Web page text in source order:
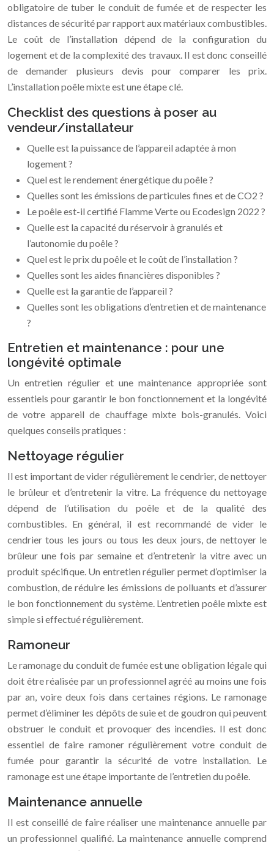
obligatoire de tuber le conduit de fumée et de respecter les
distances de sécurité par rapport aux matériaux combustibles.
Le coût de l’installation dépend de la configuration du
logement et de la complexité des travaux. Il est donc conseillé
de demander plusieurs devis pour comparer les prix.
L’installation poêle mixte est une étape clé.
Checklist des questions à poser au
vendeur/installateur
Quelle est la puissance de l’appareil adaptée à mon
logement ?
Quel est le rendement énergétique du poêle ?
Quelles sont les émissions de particules fines et de CO2 ?
Le poêle est-il certifié Flamme Verte ou Ecodesign 2022 ?
Quelle est la capacité du réservoir à granulés et
l’autonomie du poêle ?
Quel est le prix du poêle et le coût de l’installation ?
Quelles sont les aides financières disponibles ?
Quelle est la garantie de l’appareil ?
Quelles sont les obligations d’entretien et de maintenance
?
Entretien et maintenance : pour une
longévité optimale
Un entretien régulier et une maintenance appropriée sont
essentiels pour garantir le bon fonctionnement et la longévité
de votre appareil de chauffage mixte bois-granulés. Voici
quelques conseils pratiques :
Nettoyage régulier
Il est important de vider régulièrement le cendrier, de nettoyer
le brûleur et d’entretenir la vitre. La fréquence du nettoyage
dépend de l’utilisation du poêle et de la qualité des
combustibles. En général, il est recommandé de vider le
cendrier tous les jours ou tous les deux jours, de nettoyer le
brûleur une fois par semaine et d’entretenir la vitre avec un
produit spécifique. Un entretien régulier permet d’optimiser la
combustion, de réduire les émissions de polluants et d’assurer
le bon fonctionnement du système. L’entretien poêle mixte est
simple si effectué régulièrement.
Ramoneur
Le ramonage du conduit de fumée est une obligation légale qui
doit être réalisée par un professionnel agréé au moins une fois
par an, voire deux fois dans certaines régions. Le ramonage
permet d’éliminer les dépôts de suie et de goudron qui peuvent
obstruer le conduit et provoquer des incendies. Il est donc
essentiel de faire ramoner régulièrement votre conduit de
fumée pour garantir la sécurité de votre installation. Le
ramonage est une étape importante de l’entretien du poêle.
Maintenance annuelle
Il est conseillé de faire réaliser une maintenance annuelle par
un professionnel qualifié. La maintenance annuelle comprend